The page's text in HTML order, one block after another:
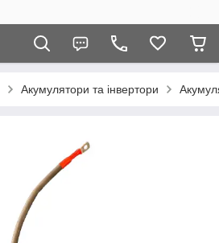
Акумулятори та інвертори